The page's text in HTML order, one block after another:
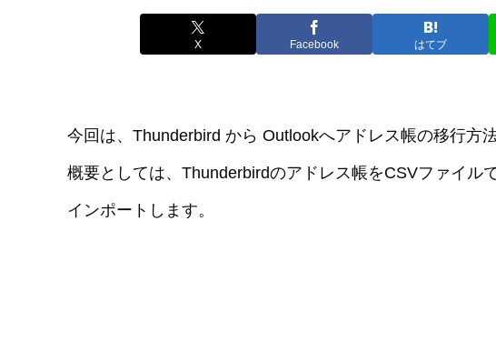
X Facebook はてブ
今回は、Thunderbird から Outlookへアドレス帳の移行方
概要としては、Thunderbirdのアドレス帳をCSVファイル
インポートします。